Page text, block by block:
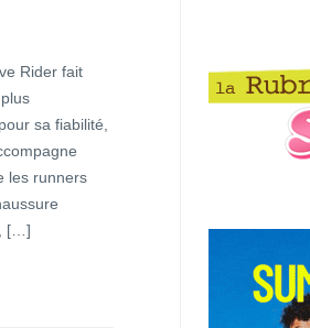
Rider fait
sa fiabilité,
les runners
[…]